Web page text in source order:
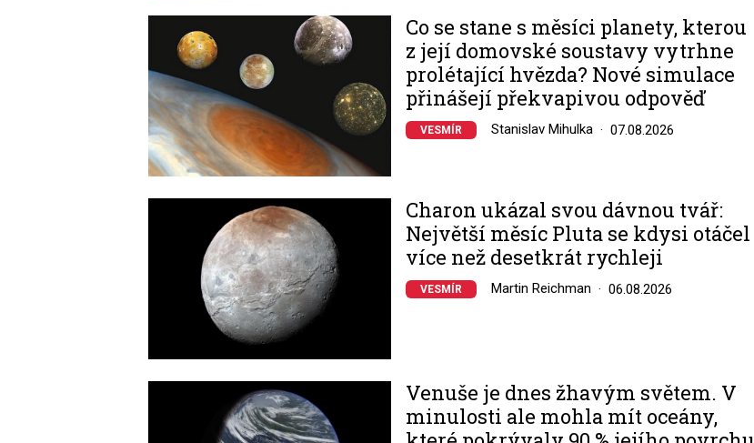
Co se stane s měsíci planety, kterou
z její domovské soustavy vytrhne
prolétající hvězda? Nové simulace
přinášejí překvapivou odpověď
VESMÍR Stanislav Mihulka 07.08.2026
Charon ukázal svou dávnou tvář:
Největší měsíc Pluta se kdysi otáčel
více než desetkrát rychleji
VESMÍR Martin Reichman 06.08.2026
Venuše je dnes žhavým světem. V
minulosti ale mohla mít oceány,